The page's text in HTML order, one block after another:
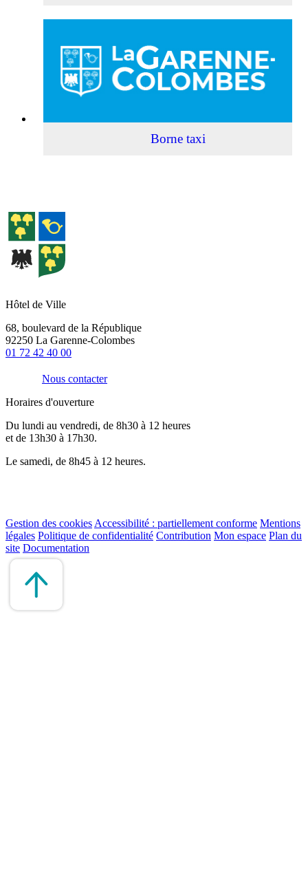
Borne taxi
Hôtel de Ville
68, boulevard de la République
92250 La Garenne-Colombes
01 72 42 40 00
Nous contacter
Horaires d'ouverture
Du lundi au vendredi, de 8h30 à 12 heures
et de 13h30 à 17h30.
Le samedi, de 8h45 à 12 heures.
Gestion des cookies Accessibilité : partiellement conforme Mentions
légales Politique de confidentialité Contribution Mon espace Plan du
site Documentation